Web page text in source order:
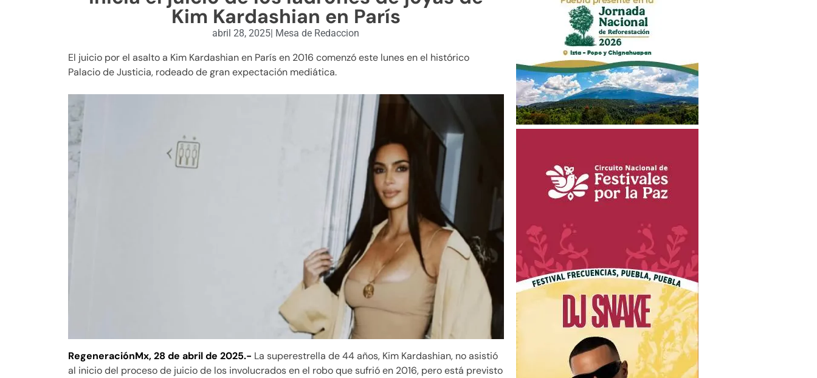
Kim Kardashian en París
abril 28, 2025 Mesa de Redaccion
El juicio por el asalto a Kim Kardashian en París en 2016 comenzó este lunes en el histórico
Palacio de Justicia, rodeado de gran expectación mediática.
RegeneraciónMx, 28 de abril de 2025.- La superestrella de 44 años, Kim Kardashian, no asistió
al inicio del proceso de juicio de los involucrados en el robo que sufrió en 2016, pero está previsto